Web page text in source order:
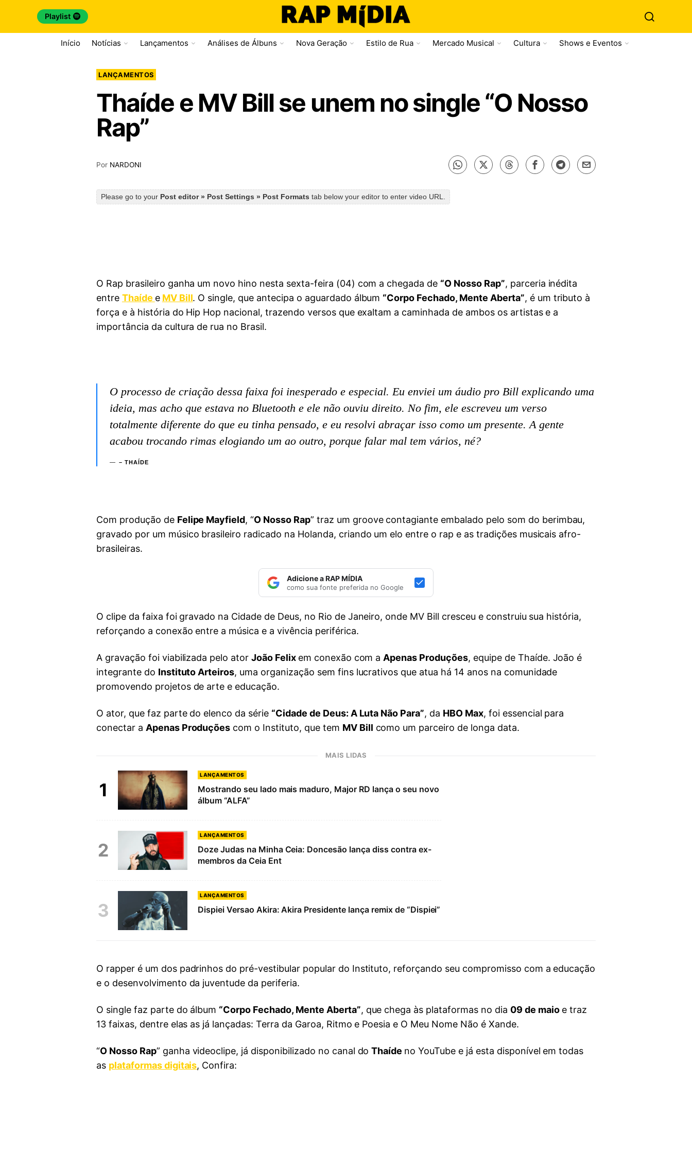
Playlist
Início Notícias Lançamentos Análises de Álbuns Nova Geração Estilo de Rua Mercado Musical Cultura Shows e Eventos
LANÇAMENTOS
Thaíde e MV Bill se unem no single “O Nosso
Rap”
Por NARDONI
Please go to your Post editor » Post Settings » Post Formats tab below your editor to enter video URL.
O Rap brasileiro ganha um novo hino nesta sexta-feira (04) com a chegada de “O Nosso Rap”, parceria inédita
entre Thaíde e MV Bill. O single, que antecipa o aguardado álbum “Corpo Fechado, Mente Aberta”, é um tributo à
força e à história do Hip Hop nacional, trazendo versos que exaltam a caminhada de ambos os artistas e a
importância da cultura de rua no Brasil.
O processo de criação dessa faixa foi inesperado e especial. Eu enviei um áudio pro Bill explicando uma
ideia, mas acho que estava no Bluetooth e ele não ouviu direito. No fim, ele escreveu um verso
totalmente diferente do que eu tinha pensado, e eu resolvi abraçar isso como um presente. A gente
acabou trocando rimas elogiando um ao outro, porque falar mal tem vários, né?
– THAÍDE
Com produção de Felipe Mayfield, “O Nosso Rap” traz um groove contagiante embalado pelo som do berimbau,
gravado por um músico brasileiro radicado na Holanda, criando um elo entre o rap e as tradições musicais afro-
brasileiras.
Adicione a RAP MÍDIA
como sua fonte preferida no Google
O clipe da faixa foi gravado na Cidade de Deus, no Rio de Janeiro, onde MV Bill cresceu e construiu sua história,
reforçando a conexão entre a música e a vivência periférica.
A gravação foi viabilizada pelo atorJoão Felix em conexão com a Apenas Produções, equipe de Thaíde. João é
integrante do Instituto Arteiros, uma organização sem fins lucrativos que atua há 14 anos na comunidade
promovendo projetos de arte e educação.
O ator, que faz parte do elenco da série “Cidade de Deus: A Luta Não Para”, da HBO Max, foi essencial para
conectar a Apenas Produções com o Instituto, que tem MV Bill como um parceiro de longa data.
MAIS LIDAS
1
LANÇAMENTOS
Mostrando seu lado mais maduro, Major RD lança o seu novo
álbum “ALFA”
2
LANÇAMENTOS
Doze Judas na Minha Ceia: Doncesão lança diss contra ex-
membros da Ceia Ent
3
LANÇAMENTOS
Dispiei Versao Akira: Akira Presidente lança remix de “Dispiei”
O rapper é um dos padrinhos do pré-vestibular popular do Instituto, reforçando seu compromisso com a educação
e o desenvolvimento da juventude da periferia.
O single faz parte do álbum “Corpo Fechado, Mente Aberta”, que chega às plataformas no dia 09 de maioe traz
13 faixas, dentre elas as já lançadas: Terra da Garoa, Ritmo e Poesia e O Meu Nome Não é Xande.
“O Nosso Rap” ganha videoclipe, já disponibilizado no canal doThaíde no YouTube e já esta disponível em todas
as plataformas digitais, Confira: